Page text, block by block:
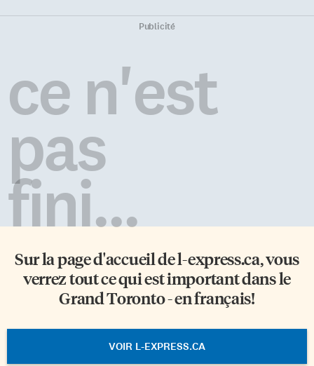
Publicité
ce n'est
pas
fini...
Sur la page d'accueil del-express.ca, vous
verrez tout ce qui est important dans le
Grand Toronto - en français!
VOIR L-EXPRESS.CA